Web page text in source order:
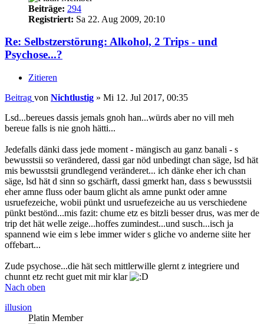
Beiträge: 294
Registriert: Sa 22. Aug 2009, 20:10
Re: Selbstzerstörung: Alkohol, 2 Trips - und
Psychose...?
Zitieren
Beitrag von Nichtlustig » Mi 12. Jul 2017, 00:35
Lsd...bereues dassis jemals gnoh han...würds aber no vill meh
bereue falls is nie gnoh hätti...
Jedefalls dänki dass jede moment - mängisch au ganz banali - s
bewusstsii so verändered, dassi gar nöd unbedingt chan säge, lsd hät
mis bewusstsii grundlegend veränderet... ich dänke eher ich chan
säge, lsd hät d sinn so gschärft, dassi gmerkt han, dass s bewusstsii
eher amne fluss oder baum glicht als amne punkt oder amne
usruefezeiche, wobii pünkt und usruefezeiche au us verschiedene
pünkt bestönd...mis fazit: chume etz es bitzli besser drus, was mer de
trip det hät welle zeige...hoffes zumindest...und susch...isch ja
spannend wie eim s lebe immer wider s gliche vo anderne siite her
offebart...
Zude psychose...die hät sech mittlerwille glernt z integriere und
chunnt etz recht guet mit mir klar
Nach oben
illusion
Platin Member